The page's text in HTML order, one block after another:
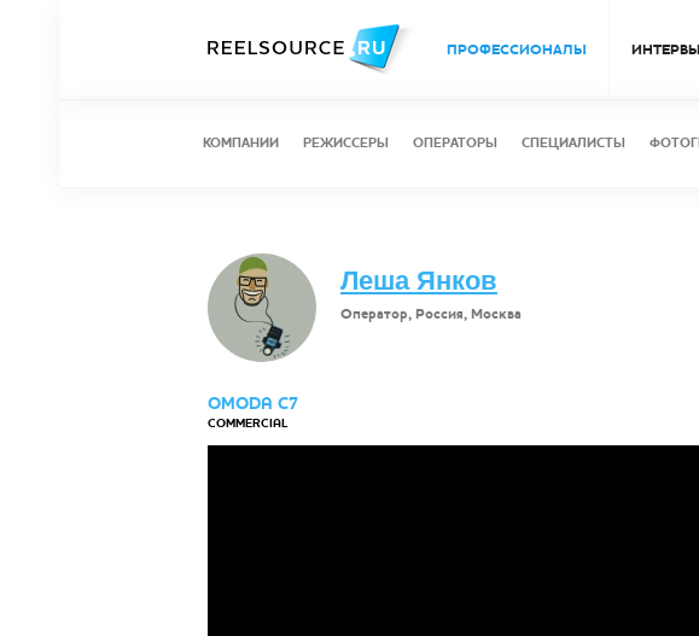
ПРОФЕССИОНАЛЫ
КОМПАНИИ РЕЖИССЕРЫ ОПЕРАТОРЫ СПЕЦИАЛИСТЫ
Леша Янков
Оператор, Россия, Москва
OMODA C7
COMMERCIAL